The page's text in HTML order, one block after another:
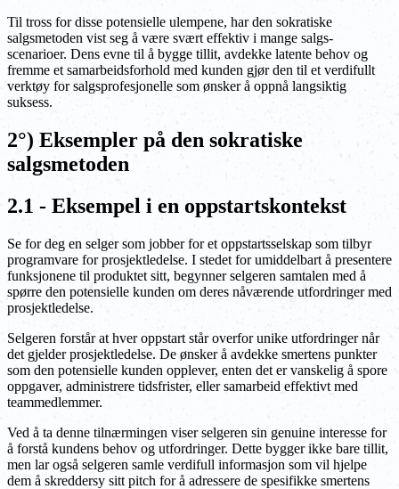
Til tross for disse potensielle ulempene, har den sokratiske
salgsmetoden vist seg å være svært effektiv i mange salgs-
scenarioer. Dens evne til å bygge tillit, avdekke latente behov og
fremme et samarbeidsforhold med kunden gjør den til et verdifullt
verktøy for salgsprofesjonelle som ønsker å oppnå langsiktig
suksess.
2°) Eksempler på den sokratiske
salgsmetoden
2.1 - Eksempel i en oppstartskontekst
Se for deg en selger som jobber for et oppstartsselskap som tilbyr
programvare for prosjektledelse. I stedet for umiddelbart å presentere
funksjonene til produktet sitt, begynner selgeren samtalen med å
spørre den potensielle kunden om deres nåværende utfordringer med
prosjektledelse.
Selgeren forstår at hver oppstart står overfor unike utfordringer når
det gjelder prosjektledelse. De ønsker å avdekke smertens punkter
som den potensielle kunden opplever, enten det er vanskelig å spore
oppgaver, administrere tidsfrister, eller samarbeid effektivt med
teammedlemmer.
Ved å ta denne tilnærmingen viser selgeren sin genuine interesse for
å forstå kundens behov og utfordringer. Dette bygger ikke bare tillit,
men lar også selgeren samle verdifull informasjon som vil hjelpe
dem å skreddersy sitt pitch for å adressere de spesifikke smertens